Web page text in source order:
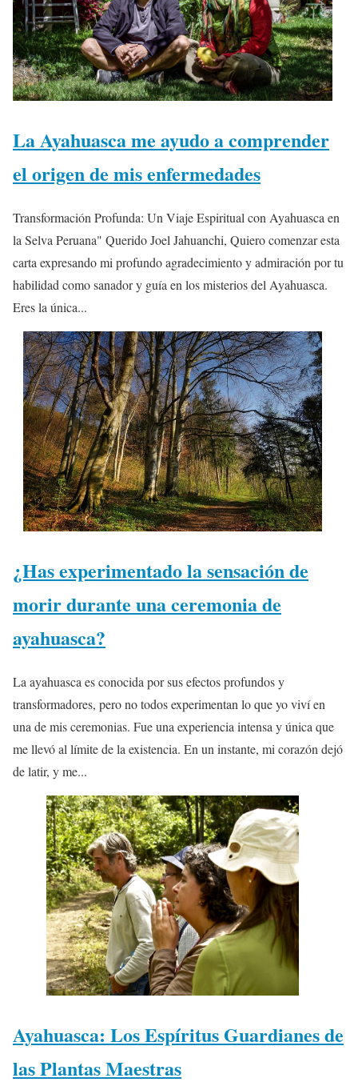
La Ayahuasca me ayudo a comprender
el origen de mis enfermedades
Transformación Profunda: Un Viaje Espiritual con Ayahuasca en
la Selva Peruana" Querido Joel Jahuanchi, Quiero comenzar esta
carta expresando mi profundo agradecimiento y admiración por tu
habilidad como sanador y guía en los misterios del Ayahuasca.
Eres la única...
¿Has experimentado la sensación de
morir durante una ceremonia de
ayahuasca?
La ayahuasca es conocida por sus efectos profundos y
transformadores, pero no todos experimentan lo que yo viví en
una de mis ceremonias. Fue una experiencia intensa y única que
me llevó al límite de la existencia. En un instante, mi corazón dejó
de latir, y me...
Ayahuasca: Los Espíritus Guardianes de
las Plantas Maestras